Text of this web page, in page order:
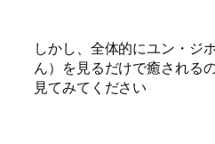
しかし、全体的にユン・ジ
ん）を見るだけで癒される
見てみてください